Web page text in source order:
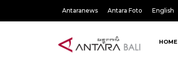
Antaranews Antara Foto English
HOME